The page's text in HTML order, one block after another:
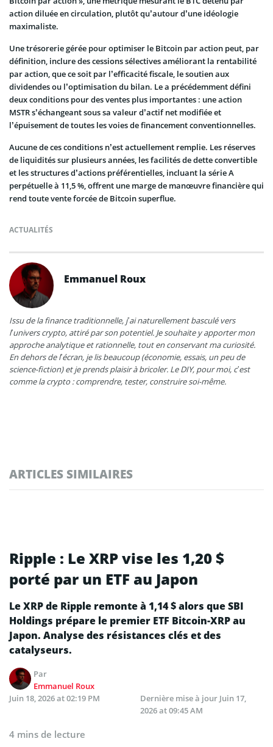
action diluée en circulation, plutôt qu’autour d’une idéologie
maximaliste.
Une trésorerie gérée pour optimiser le Bitcoin par action peut, par
définition, inclure des cessions sélectives améliorant la rentabilité
par action, que ce soit par l’efficacité fiscale, le soutien aux
dividendes ou l’optimisation du bilan. Le a précédemment défini
deux conditions pour des ventes plus importantes : une action
MSTR s’échangeant sous sa valeur d’actif net modifiée et
l’épuisement de toutes les voies de financement conventionnelles.
Aucune de ces conditions n’est actuellement remplie. Les réserves
de liquidités sur plusieurs années, les facilités de dette convertible
et les structures d’actions préférentielles, incluant la série A
perpétuelle à 11,5 %, offrent une marge de manœuvre financière qui
rend toute vente forcée de Bitcoin superflue.
ACTUALITÉS
Emmanuel Roux
Issu de la finance traditionnelle, j’ai naturellement basculé vers
l’univers crypto, attiré par son potentiel. Je souhaite y apporter mon
approche analytique et rationnelle, tout en conservant ma curiosité.
En dehors de l’écran, je lis beaucoup (économie, essais, un peu de
science-fiction) et je prends plaisir à bricoler. Le DIY, pour moi, c’est
comme la crypto : comprendre, tester, construire soi-même.
ARTICLES SIMILAIRES
Ripple : Le XRP vise les 1,20 $
porté par un ETF au Japon
Le XRP de Ripple remonte à 1,14 $ alors que SBI
Holdings prépare le premier ETF Bitcoin-XRP au
Japon. Analyse des résistances clés et des
catalyseurs.
Par
Emmanuel Roux
Juin 18, 2026 at 02:19 PM
Dernière mise à jour Juin 17,
2026 at 09:45 AM
4 mins de lecture